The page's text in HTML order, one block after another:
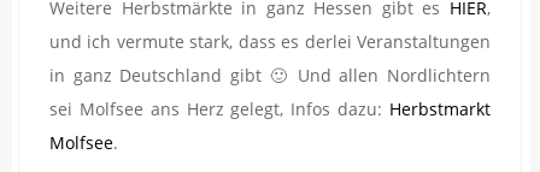
Weitere Herbstmärkte in ganz Hessen gibt es HIER,
und ich vermute stark, dass es derlei Veranstaltungen
in ganz Deutschland gibt 🙂 Und allen Nordlichtern
sei Molfsee ans Herz gelegt, Infos dazu: Herbstmarkt
Molfsee.